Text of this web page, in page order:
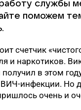
службы
поможем
счетчик
и наркотиков.
в этом
инфекции. Но
очень и